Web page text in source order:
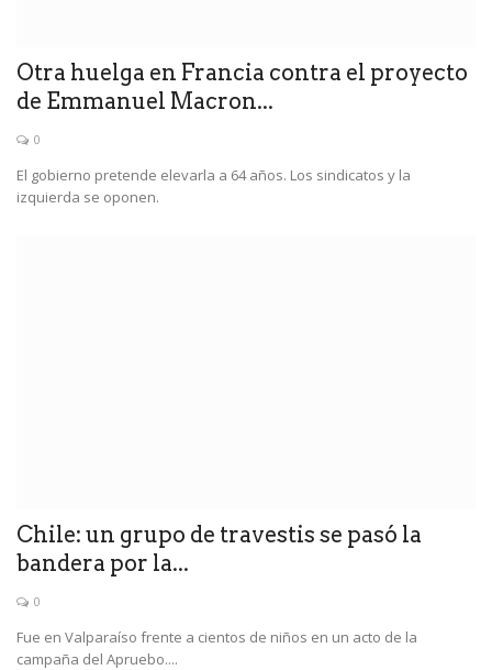
Otra huelga en Francia contra el proyecto
de Emmanuel Macron...
0
El gobierno pretende elevarla a 64 años. Los sindicatos y la
izquierda se oponen.
Chile: un grupo de travestis se pasó la
bandera por la...
0
Fue en Valparaíso frente a cientos de niños en un acto de la
campaña del Apruebo....